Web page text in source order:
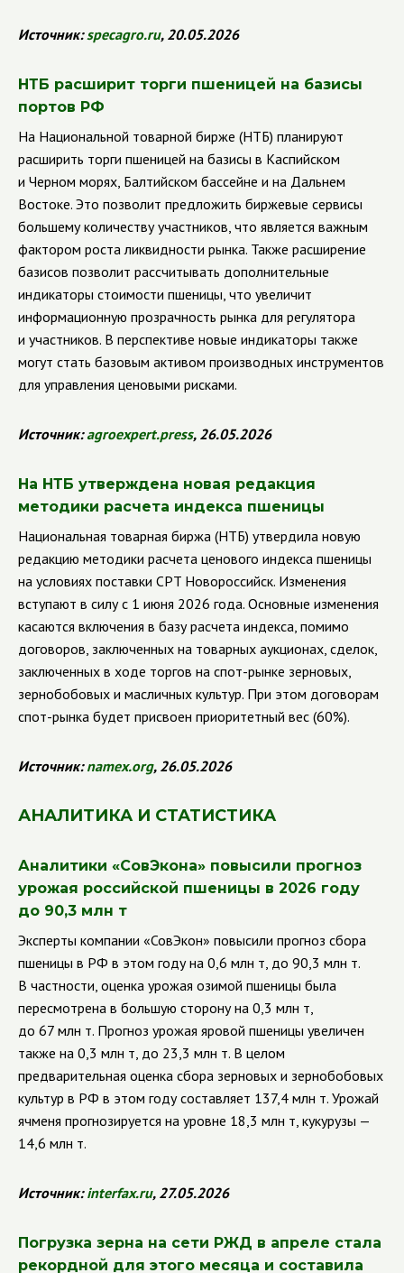
Источник:specagro.ru, 20.05.2026
НТБ расширит торги пшеницей на базисы
портов РФ
На Национальной товарной бирже (НТБ) планируют
расширить торги пшеницей на базисы в Каспийском
и Черном морях, Балтийском бассейне и на Дальнем
Востоке. Это позволит предложить биржевые сервисы
большему количеству участников, что является важным
фактором роста ликвидности рынка. Также расширение
базисов позволит рассчитывать дополнительные
индикаторы стоимости пшеницы, что увеличит
информационную прозрачность рынка для регулятора
и участников. В перспективе новые индикаторы также
могут стать базовым активом производных инструментов
для управления ценовыми рисками.
Источник:agroexpert.press, 26.05.2026
На НТБ утверждена новая редакция
методики расчета индекса пшеницы
Национальная товарная биржа (НТБ) утвердила новую
редакцию методики расчета ценового индекса пшеницы
на условиях поставки CPT Новороссийск. Изменения
вступают в силу с 1 июня 2026 года. Основные изменения
касаются включения в базу расчета индекса, помимо
договоров, заключенных на товарных аукционах, сделок,
заключенных в ходе торгов на спот-рынке зерновых,
зернобобовых и масличных культур. При этом договорам
спот-рынка будет присвоен приоритетный вес (60%).
Источник:namex.org, 26.05.2026
АНАЛИТИКА И СТАТИСТИКА
Аналитики «СовЭкона» повысили прогноз
урожая российской пшеницы в 2026 году
до 90,3 млн т
Эксперты компании «СовЭкон» повысили прогноз сбора
пшеницы в РФ в этом году на 0,6 млн т, до 90,3 млн т.
В частности, оценка урожая озимой пшеницы была
пересмотрена в большую сторону на 0,3 млн т,
до 67 млн т. Прогноз урожая яровой пшеницы увеличен
также на 0,3 млн т, до 23,3 млн т. В целом
предварительная оценка сбора зерновых и зернобобовых
культур в РФ в этом году составляет 137,4 млн т. Урожай
ячменя прогнозируется на уровне 18,3 млн т, кукурузы —
14,6 млн т.
Источник:interfax.ru, 27.05.2026
Погрузка зерна на сети РЖД в апреле стала
рекордной для этого месяца и составила